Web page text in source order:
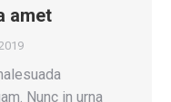
amet
Nunc in urna